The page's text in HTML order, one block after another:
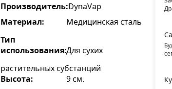
Производитель:DynaVap
Материал:
Медицинская сталь
Тип
использования:Для сухих
растительных субстанций
Высота:
9 см.